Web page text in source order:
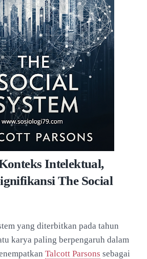
Intelektual,
The Social
yang diterbitkan pada tahun
karya paling berpengaruh dalam
Talcott Parsons sebagai